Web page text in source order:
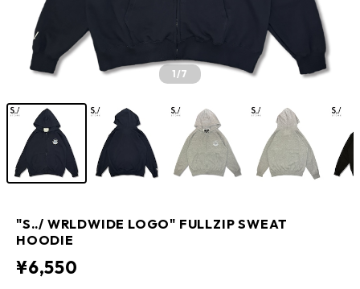
1/7
"S../ WRLDWIDE LOGO" FULLZIP SWEAT
HOODIE
¥6,550